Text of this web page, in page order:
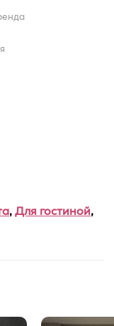
,Для гостиной,